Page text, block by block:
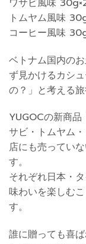
ワサビ風味
トムヤム風味
コーヒー風味
ベトナム国内の
ず見かけるカシ
の？」と考える
YUGOCの新商
サビ・トムヤム
店にも売ってい
す。
それぞれ日本・
味わいを楽しむ
す。
誰に贈っても喜